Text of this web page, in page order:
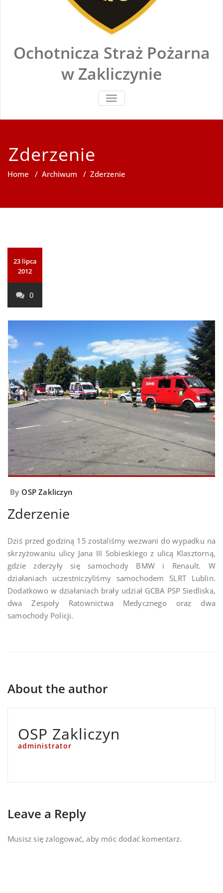
Ochotnicza Straż Pożarna
w Zakliczynie
TOGGLE
NAVIGATION
Zderzenie
Home / Archiwum / Zderzenie
23 lipca
2012
0
By OSP Zakliczyn
Zderzenie
Dziś przed godziną 15 zostaliśmy wezwani do wypadku na
skrzyżowaniu ulicy Jana III Sobieskiego z ulicą Klasztorną,
gdzie zderzyły się samochody BMW i Renault. W
działaniach uczestniczyliśmy samochodem SLRT Lublin.
Dodatkowo w działaniach brały udział GCBA PSP Siedliska,
dwa Zespoły Ratownictwa Medycznego oraz dwa
samochody Policji.
About the author
OSP Zakliczyn
administrator
Leave a Reply
Musisz się zalogować, aby móc dodać komentarz.